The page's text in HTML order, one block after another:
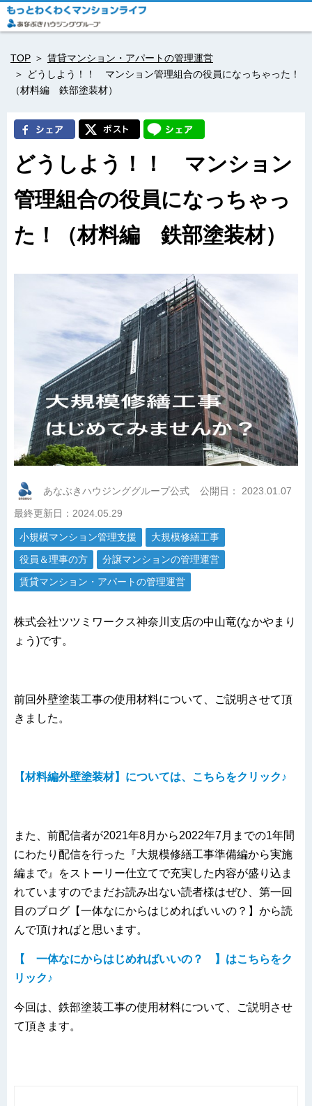
TOP
賃貸マンション・アパートの管理運営
どうしよう！！ マンション管理組合の役員になっちゃった！
（材料編 鉄部塗装材）
どうしよう！！ マンション
管理組合の役員になっちゃっ
た！（材料編 鉄部塗装材）
あなぶきハウジンググループ公式 公開日： 2023.01.07
最終更新日：2024.05.29
小規模マンション管理支援
大規模修繕工事
役員＆理事の方
分譲マンションの管理運営
賃貸マンション・アパートの管理運営
株式会社ツツミワークス神奈川支店の中山竜(なかやまり
ょう)です。
前回外壁塗装工事の使用材料について、ご説明させて頂
きました。
【材料編外壁塗装材】については、こちらをクリック♪
また、前配信者が2021年8月から2022年7月までの1年間
にわたり配信を行った『大規模修繕工事準備編から実施
編まで』をストーリー仕立てで充実した内容が盛り込ま
れていますのでまだお読み出ない読者様はぜひ、第一回
目のブログ【一体なにからはじめればいいの？】から読
んで頂ければと思います。
【 一体なにからはじめればいいの？ 】はこちらをク
リック♪
今回は、鉄部塗装工事の使用材料について、ご説明させ
て頂きます。